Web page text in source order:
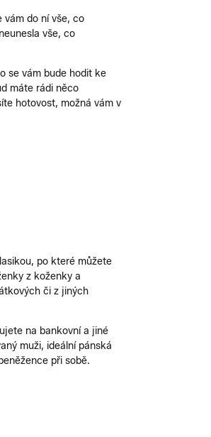
vám do ní vše, co
vše, co
se vám bude hodit ke
máte rádi něco
hotovost, možná vám v
po které můžete
z koženky a
či z jiných
na bankovní a jiné
muži, ideální pánská
při sobě.